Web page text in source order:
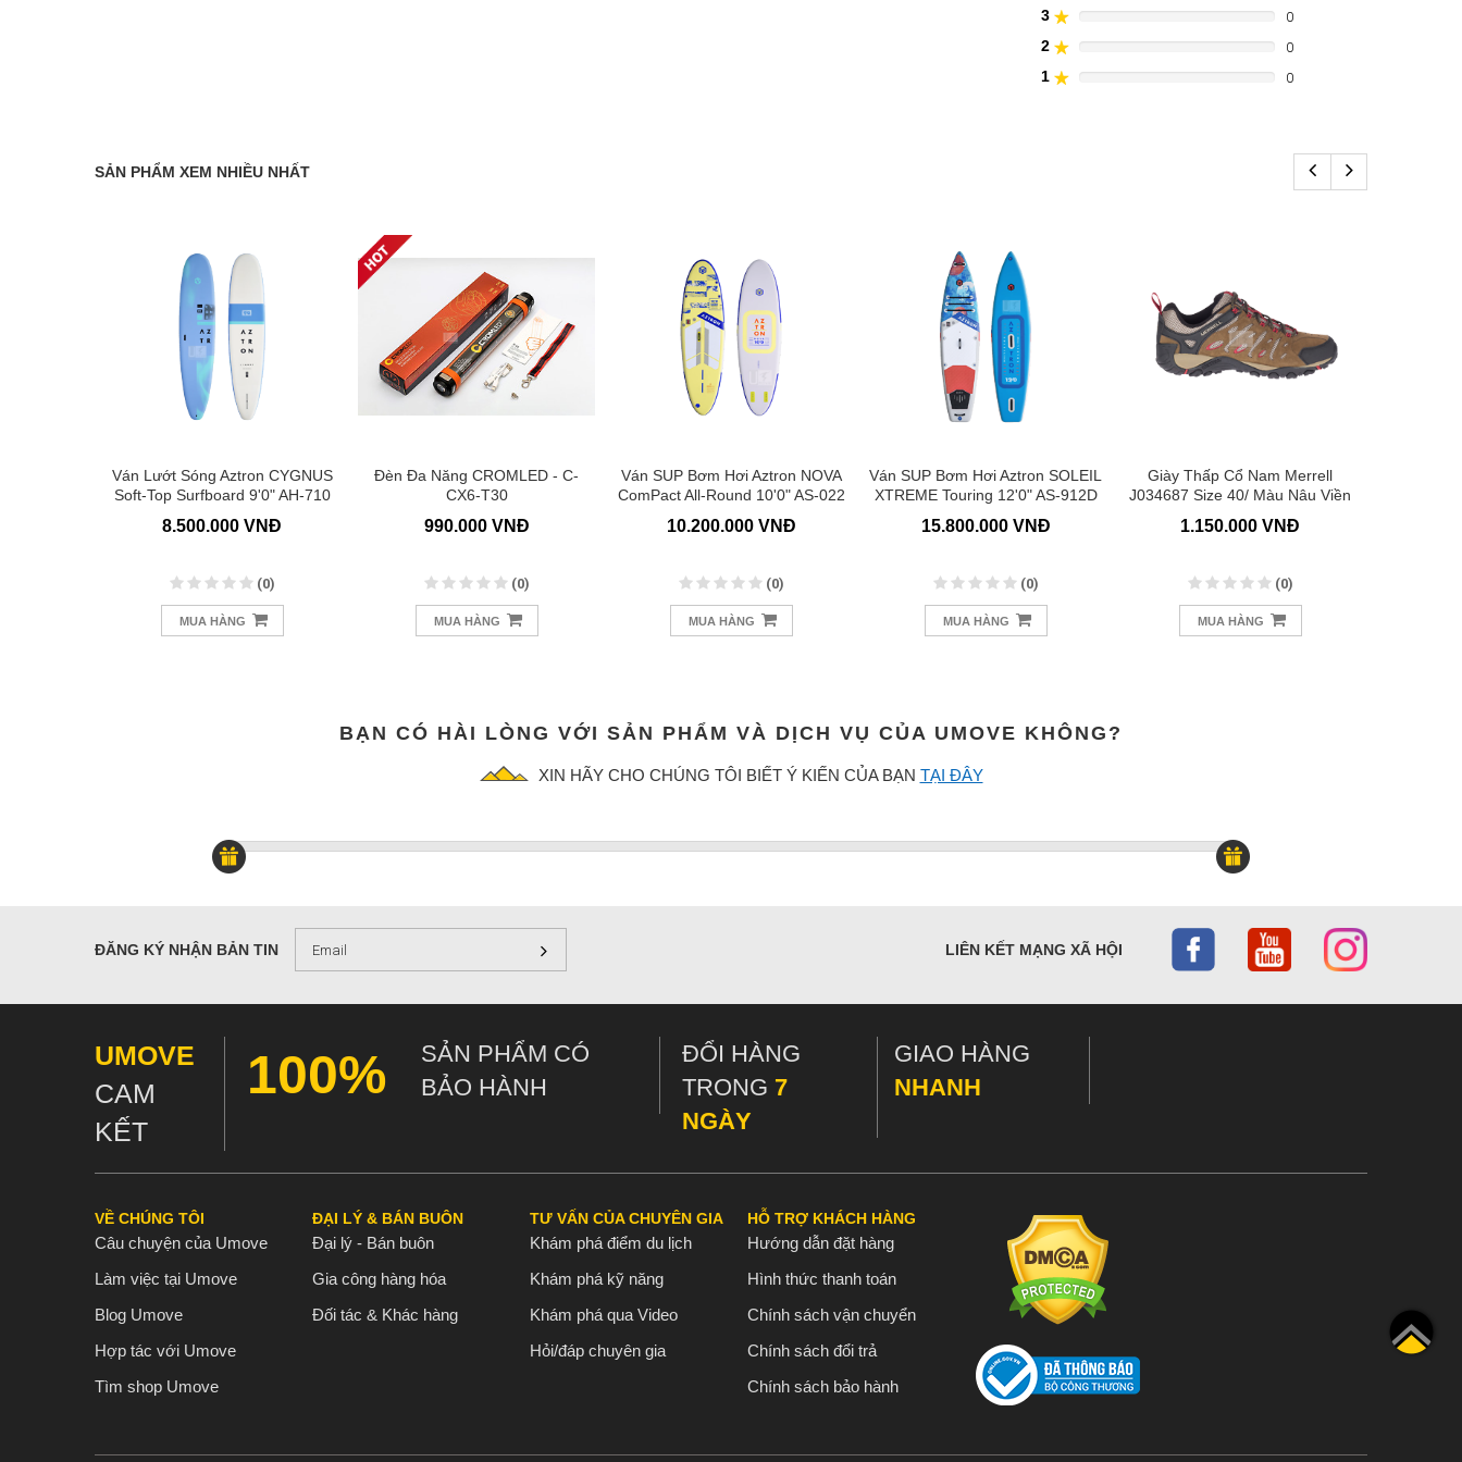
Complete
3
Complete
0
2
Complete
0
1 0
SẢN PHẨM XEM NHIỀU NHẤT
Ván Lướt Sóng Aztron CYGNUS
Soft-Top Surfboard 9'0" AH-710
8.500.000 VNĐ
(0)
MUA HÀNG
Đèn Đa Năng CROMLED - C-
CX6-T30
990.000 VNĐ
(0)
MUA HÀNG
Ván SUP Bơm Hơi Aztron NOVA
ComPact All-Round 10'0" AS-022
10.200.000 VNĐ
(0)
MUA HÀNG
Ván SUP Bơm Hơi Aztron SOLEIL
XTREME Touring 12'0" AS-912D
15.800.000 VNĐ
(0)
MUA HÀNG
Giày Thấp Cổ Nam Merrell
J034687 Size 40/ Màu Nâu Viền
1.150.000 VNĐ
(0)
MUA HÀNG
BẠN CÓ HÀI LÒNG VỚI SẢN PHẨM VÀ DỊCH VỤ CỦA UMOVE KHÔNG?
XIN HÃY CHO CHÚNG TÔI BIẾT Ý KIẾN CỦA BẠN TẠI ĐÂY
ĐĂNG KÝ NHẬN BẢN TIN LIÊN KẾT MẠNG XÃ HỘI
UMOVE
CAM
KẾT
100%
SẢN PHẨM CÓ
BẢO HÀNH
ĐỔI HÀNG
TRONG 7
NGÀY
GIAO HÀNG
NHANH
VỀ CHÚNG TÔI
Câu chuyện của Umove
Làm việc tại Umove
Blog Umove
Hợp tác với Umove
Tìm shop Umove
ĐẠI LÝ & BÁN BUÔN
Đại lý - Bán buôn
Gia công hàng hóa
Đối tác & Khác hàng
TƯ VẤN CỦA CHUYÊN GIA
Khám phá điểm du lịch
Khám phá kỹ năng
Khám phá qua Video
Hỏi/đáp chuyên gia
HỖ TRỢ KHÁCH HÀNG
Hướng dẫn đặt hàng
Hình thức thanh toán
Chính sách vận chuyển
Chính sách đổi trả
Chính sách bảo hành